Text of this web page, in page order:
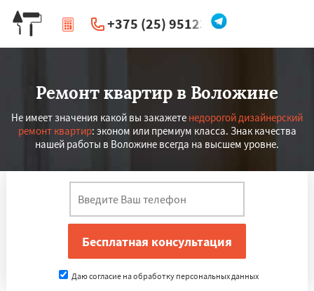
+375 (25) 951234
| Перезвоните мне
Ремонт квартир в Воложине
Не имеет значения какой вы закажете недорогой дизайнерский
ремонт квартир: эконом или премиум класса. Знак качества
нашей работы в Воложине всегда на высшем уровне.
Даю согласие на обработку персональных данных